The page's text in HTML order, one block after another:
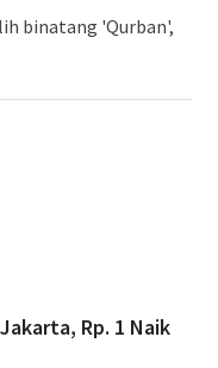
binatang 'Qurban',
Rp. 1 Naik